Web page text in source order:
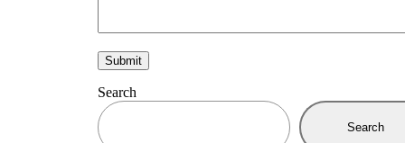
Search
Search